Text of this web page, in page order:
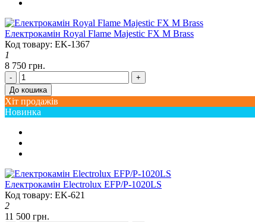
Електрокамін Royal Flame Majestic FX M Brass
Код товару: EK-1367
1
8 750 грн.
-
+
До кошика
Хіт продажів
Новинка
Електрокамін Electrolux EFP/P-1020LS
Код товару: EK-621
2
11 500 грн.